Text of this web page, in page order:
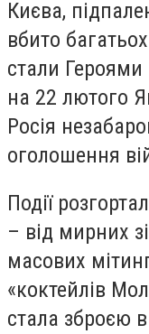
Києва,
вбито
стали Героями
на 22 лютого
Росія
оголошення
Події
– від мирних
масових
«коктейлів
стала зброєю